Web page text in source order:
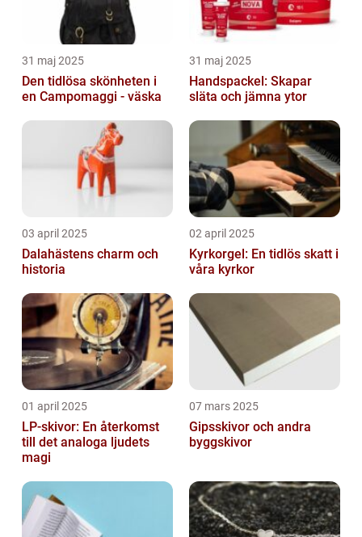
31 maj 2025
Den tidlösa skönheten i
en Campomaggi - väska
31 maj 2025
Handspackel: Skapar
släta och jämna ytor
03 april 2025
Dalahästens charm och
historia
02 april 2025
Kyrkorgel: En tidlös skatt i
våra kyrkor
01 april 2025
LP-skivor: En återkomst
till det analoga ljudets
magi
07 mars 2025
Gipsskivor och andra
byggskivor